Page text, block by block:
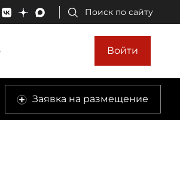
Поиск по сайту
Войти
Заявка на размещение